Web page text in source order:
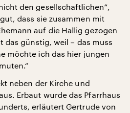
den gesellschaftlichen“,
dass sie zusammen mit
auf die Hallig gezogen
das günstig, weil – das muss
möchte ich das hier jungen
neben der Kirche und
Erbaut wurde das Pfarrhaus
erläutert Gertrude von